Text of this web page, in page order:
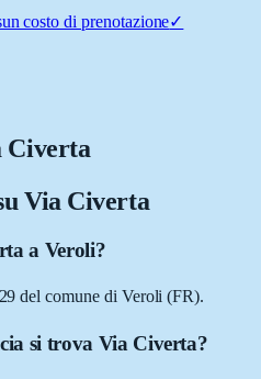
costo di prenotazione✓
Civerta
Via Civerta
a Veroli?
del comune di Veroli (FR).
si trova Via Civerta?